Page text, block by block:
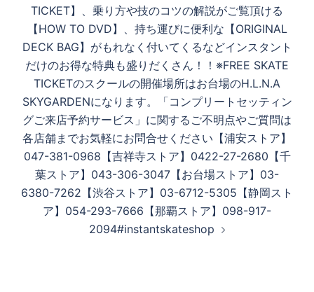
TICKET】、乗り方や技のコツの解説がご覧頂ける
【HOW TO DVD】、持ち運びに便利な【ORIGINAL
DECK BAG】がもれなく付いてくるなどインスタント
だけのお得な特典も盛りだくさん！！※FREE SKATE
TICKETのスクールの開催場所はお台場のH.L.N.A
SKYGARDENになります。「コンプリートセッティン
グご来店予約サービス」に関するご不明点やご質問は
各店舗までお気軽にお問合せください【浦安ストア】
047-381-0968【吉祥寺ストア】0422-27-2680【千
葉ストア】043-306-3047【お台場ストア】03-
6380-7262【渋谷ストア】03-6712-5305【静岡スト
ア】054-293-7666【那覇ストア】098-917-
2094#instantskateshop